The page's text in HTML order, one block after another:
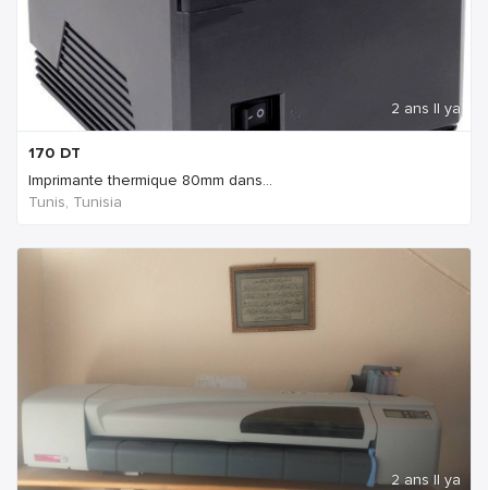
2 ans Il ya
170 DT
Imprimante thermique 80mm dans...
Tunis, Tunisia
2 ans Il ya